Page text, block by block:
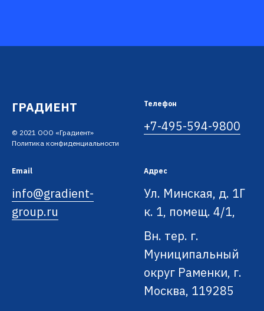
ГРАДИЕНТ
© 2021 ООО «Градиент»
Политика конфиденциальности
Телефон
+7-495-594-9800
Email
info@gradient-
group.ru
Адрес
Ул. Минская, д. 1Г
к. 1, помещ. 4/1,
Вн. тер. г.
Муниципальный
округ Раменки, г.
Москва, 119285